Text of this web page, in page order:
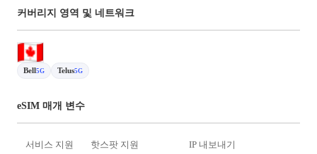
커버리지 영역 및 네트워크
Bell5G Telus5G
eSIM 매개 변수
서비스 지원
핫스팟 지원
IP 내보내기